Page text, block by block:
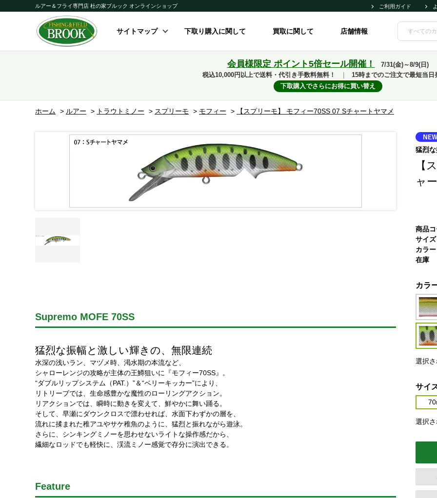
ルアー＆フライ専門店 杜の家ブルック オンラインショップ ご利用ガイド
サイトマップ 下取り購入に関して 買取に関して 店舗情報
会員様限定 ポイント5倍セール開催！
7/31(金)～8/9(日)
税込10,000円以上で送料・代引き手数料無料！
15時までのご注文で最短当日
下取購入でさらにお得に買い替え
ホーム > ルアー > トラウトミノー > スプリーモ > モフィー > 【スプリーモ】 モフィー70SS 07 Sチャートヤマメ
Supremo MOFE 70SS
猛烈な振幅と激しい輝きの、無限連続
水深の浅いラン、マヅメ時、渇水期の本流など、
シャローレンジの攻略が主体の王鱒狙いに『モフィー70SS』。
“ダブルリップシステム（PAT.）”＆“ベリーキッカー”により、
リトリーブでは、生命感豊かな魔性のローリングアクション。
リアクションでは、瞬時に動きを変えて、鮮やかに舞い踊る。
そして、早瀬にダウンクロスで漂わせれば、水面下わずかの層を、
流れに揉まれた稚アユやサケ稚魚のように、猛烈と振れながら遊泳。
さらに、シンキングミノーを思わせないライトな操作感だから、
繊細なロッドでも軽快に、渓流ミノー感覚で存分に演出できる。
Feature
猛烈
【
ャ
商品
サイズ
カラー
在庫
カラ
選択
サイ
選択